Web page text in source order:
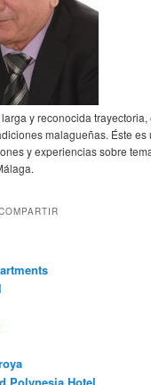
y reconocida
malagueñas. Éste
y experiencias sobre